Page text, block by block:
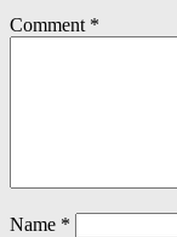
Comment *
Name *